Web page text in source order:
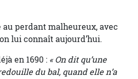
au perdant malheureux, avec
lui connaît aujourd’hui.
en 1690 : « On dit qu’une
du bal, quand elle n’a